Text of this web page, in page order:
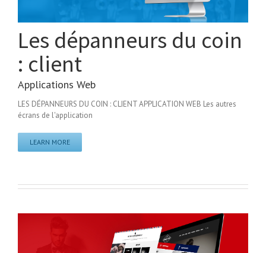
Les dépanneurs du coin
: client
Applications Web
LES DÉPANNEURS DU COIN : CLIENT APPLICATION WEB Les autres
écrans de l'application
LEARN MORE